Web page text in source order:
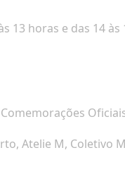
13 horas e das 14 às
Atelie M, Coletivo